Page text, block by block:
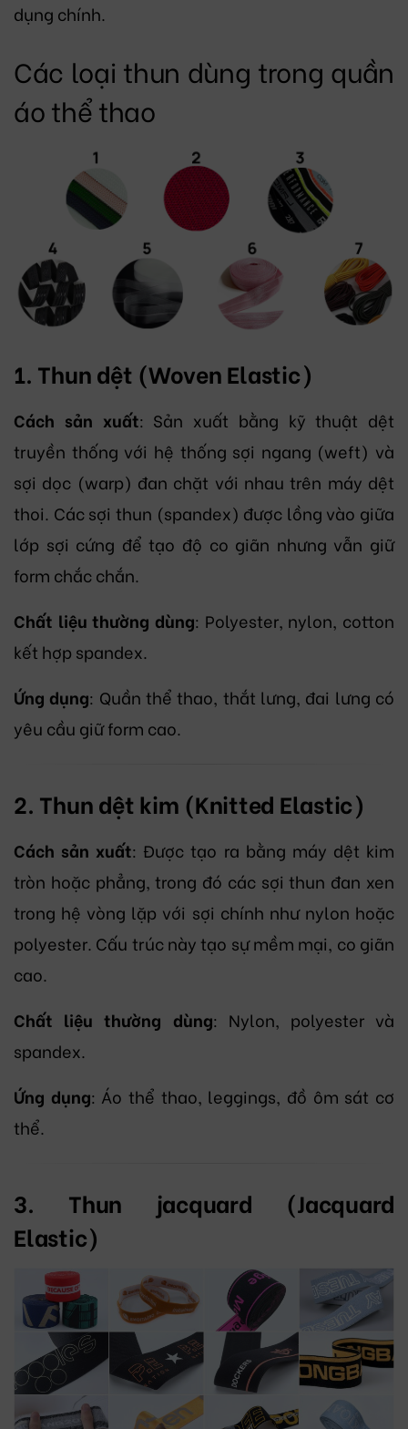
dụng chính.
Các loại thun dùng trong quần
áo thể thao
1. Thun dệt (Woven Elastic)
Cách sản xuất: Sản xuất bằng kỹ thuật dệt
truyền thống với hệ thống sợi ngang (weft) và
sợi dọc (warp) đan chặt với nhau trên máy dệt
thoi. Các sợi thun (spandex) được lồng vào giữa
lớp sợi cứng để tạo độ co giãn nhưng vẫn giữ
form chắc chắn.
Chất liệu thường dùng: Polyester, nylon, cotton
kết hợp spandex.
Ứng dụng: Quần thể thao, thắt lưng, đai lưng có
yêu cầu giữ form cao.
2. Thun dệt kim (Knitted Elastic)
Cách sản xuất: Được tạo ra bằng máy dệt kim
tròn hoặc phẳng, trong đó các sợi thun đan xen
trong hệ vòng lặp với sợi chính như nylon hoặc
polyester. Cấu trúc này tạo sự mềm mại, co giãn
cao.
Chất liệu thường dùng: Nylon, polyester và
spandex.
Ứng dụng: Áo thể thao, leggings, đồ ôm sát cơ
thể.
3. Thun jacquard (Jacquard
Elastic)